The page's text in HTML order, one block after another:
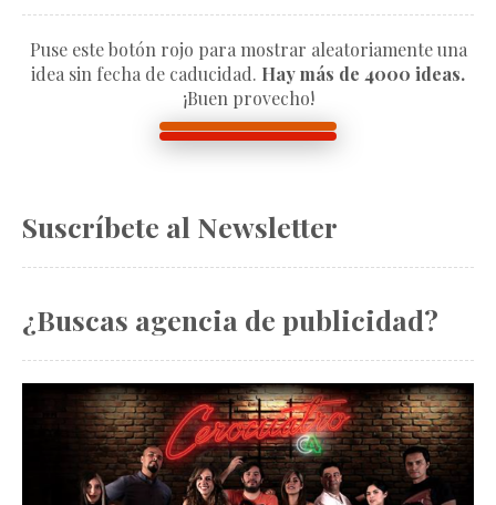
Puse este botón rojo para mostrar aleatoriamente una
idea sin fecha de caducidad. Hay más de 4000 ideas.
¡Buen provecho!
Suscríbete al Newsletter
¿Buscas agencia de publicidad?